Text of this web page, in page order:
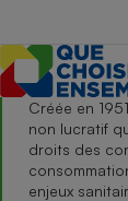
Créée en
non lucratif
droits des
enjeux